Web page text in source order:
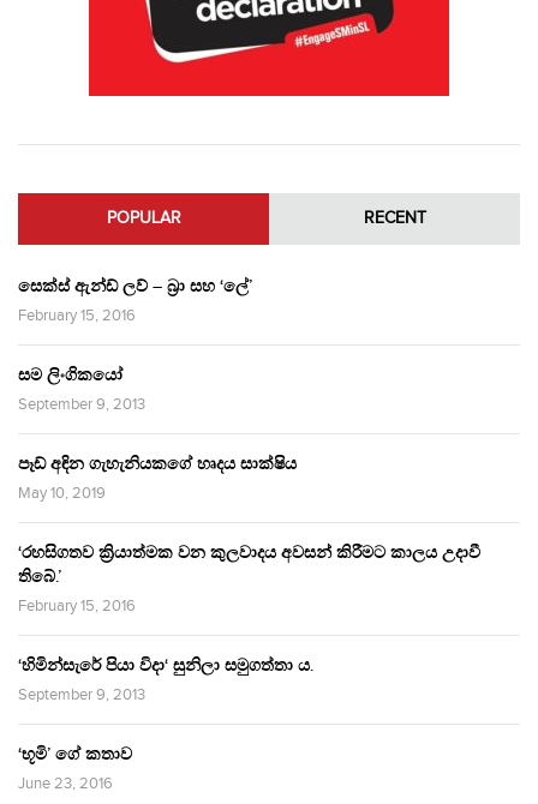
POPULAR RECENT
සෙක්ස් ඇන්ඩ් ලව් – බ්‍රා සහ ‘ලේ’
February 15, 2016
සම ලිංගිකයෝ
September 9, 2013
පෑඩ් අඳින ගැහැනියකගේ හෘදය සාක්ෂිය
May 10, 2019
‘රහසිගතව ක්‍රියාත්මක වන කුලවාදය අවසන් කිරීමට කාලය උදාවී
තිබේ.’
February 15, 2016
‘හිමින්සැරේ පියා විදා‘ සුනිලා සමුගත්තා ය.
September 9, 2013
‘භූමි’ ගේ කතාව
June 23, 2016